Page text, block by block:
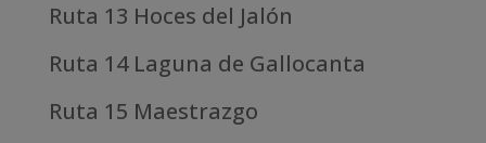
Ruta 13 Hoces del Jalón
Ruta 14 Laguna de Gallocanta
Ruta 15 Maestrazgo